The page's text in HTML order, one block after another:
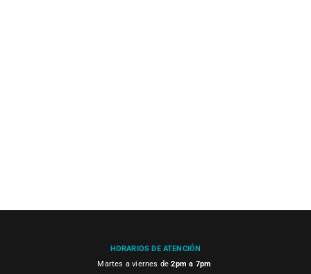
HORARIOS DE ATENCIÓN
Martes a viernes de 2pm a 7pm